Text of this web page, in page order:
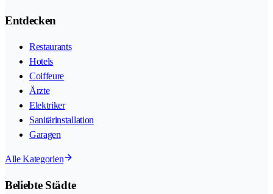
Entdecken
Restaurants
Hotels
Coiffeure
Ärzte
Elektriker
Sanitärinstallation
Garagen
Alle Kategorien
Beliebte Städte